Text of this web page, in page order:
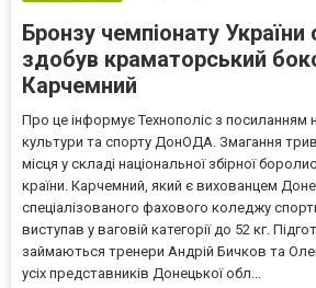
Бронзу чемпіонату України
здобув краматорський
Карчемний
Про це інформує Технополіс з посиланням
культури та спорту ДонОДА. Змагання
місця у складі національної збірної
країни. Карчемний, який є вихованцем
спеціалізованого фахового коледжу
виступав у ваговій категорії до 52 кг.
займаються тренери Андрій Бичков та
усіх представників Донецької обл...